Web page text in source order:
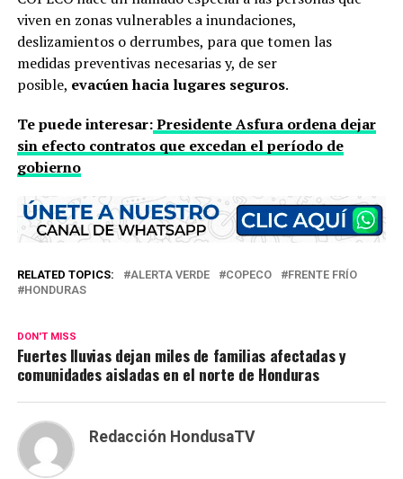
viven en zonas vulnerables a inundaciones,
deslizamientos o derrumbes, para que tomen las
medidas preventivas necesarias y, de ser
posible, evacúen hacia lugares seguros.
Te puede interesar:Presidente Asfura ordena dejar
sin efecto contratos que excedan el período de
gobierno
RELATED TOPICS: ALERTA VERDE COPECO
FRENTE FRÍO
HONDURAS
DON'T MISS
Fuertes lluvias dejan miles de familias afectadas y
comunidades aisladas en el norte de Honduras
Redacción HondusaTV